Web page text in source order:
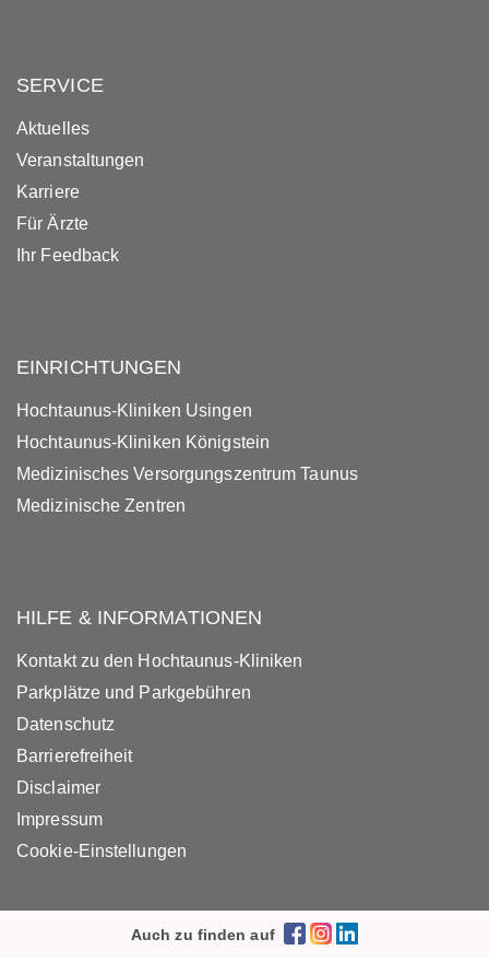
SERVICE
Aktuelles
Veranstaltungen
Karriere
Für Ärzte
Ihr Feedback
EINRICHTUNGEN
Hochtaunus-Kliniken Usingen
Hochtaunus-Kliniken Königstein
Medizinisches Versorgungszentrum Taunus
Medizinische Zentren
HILFE & INFORMATIONEN
Kontakt zu den Hochtaunus-Kliniken
Parkplätze und Parkgebühren
Datenschutz
Barrierefreiheit
Disclaimer
Impressum
Cookie-Einstellungen
Auch zu finden auf